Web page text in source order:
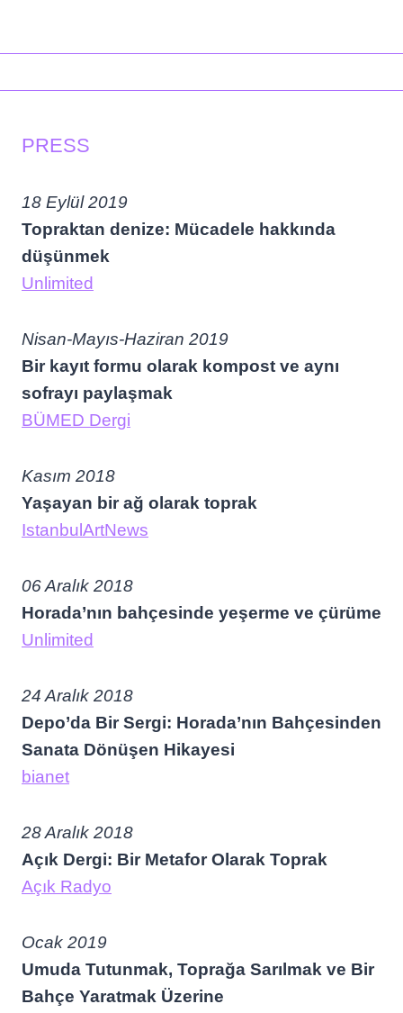
PRESS
18 Eylül 2019
Topraktan denize: Mücadele hakkında
düşünmek
Unlimited
Nisan-Mayıs-Haziran 2019
Bir kayıt formu olarak kompost ve aynı
sofrayı paylaşmak
BÜMED Dergi
Kasım 2018
Yaşayan bir ağ olarak toprak
IstanbulArtNews
06 Aralık 2018
Horada’nın bahçesinde yeşerme ve çürüme
Unlimited
24 Aralık 2018
Depo’da Bir Sergi: Horada’nın Bahçesinden
Sanata Dönüşen Hikayesi
bianet
28 Aralık 2018
Açık Dergi: Bir Metafor Olarak Toprak
Açık Radyo
Ocak 2019
Umuda Tutunmak, Toprağa Sarılmak ve Bir
Bahçe Yaratmak Üzerine